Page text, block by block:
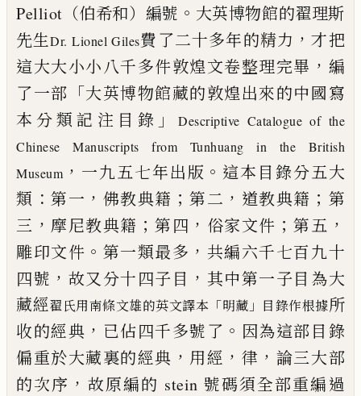
Pelliot（伯希和）編號 。 大英博物館的翟理斯
先生Dr. Lionel Giles費了二十多年的精力 ，才把
這大大小小八千多件敦煌文卷整理完畢 ， 編
了一部 「大英博物館藏的敦煌出來的中國寫
本分類記注目錄 」Descriptive Catalogue of the
Chinese Manuscripts from Tunhuang in the British
Museum ， 一九五七年出版 。 這本目錄分五大
類 ：第一 ， 佛教典籍 ； 第二 ， 道教典籍 ； 第
三 ， 摩尼教典籍 ； 第四 ， 俗家文件 ； 第五 ，
雕印文件 。 第一類最多 ， 共編六千七百九十
四號 ， 故又分十四子目 ， 其中第一子目為大
藏經翟氏用南條文雄的英文譯本 「明藏 」 目錄作根據所
收的經典 ， 已佔四千多號了 。 因為這部目錄
偏重於大藏裏的經典 ， 用經 ， 律 ， 論三大部
的次序 ， 故原編的 stein 號碼須全部重編過